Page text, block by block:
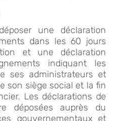
une déclaration
dans les 60 jours
et une déclaration
indiquant les
ses administrateurs et
son siège social et la fin
Les déclarations de
déposées auprès du
gouvernementaux et